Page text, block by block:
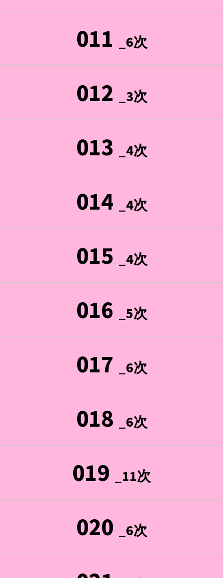
011 _6次
012 _3次
013 _4次
014 _4次
015 _4次
016 _5次
017 _6次
018 _6次
019 _11次
020 _6次